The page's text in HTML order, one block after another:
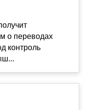
о переводах
контроль